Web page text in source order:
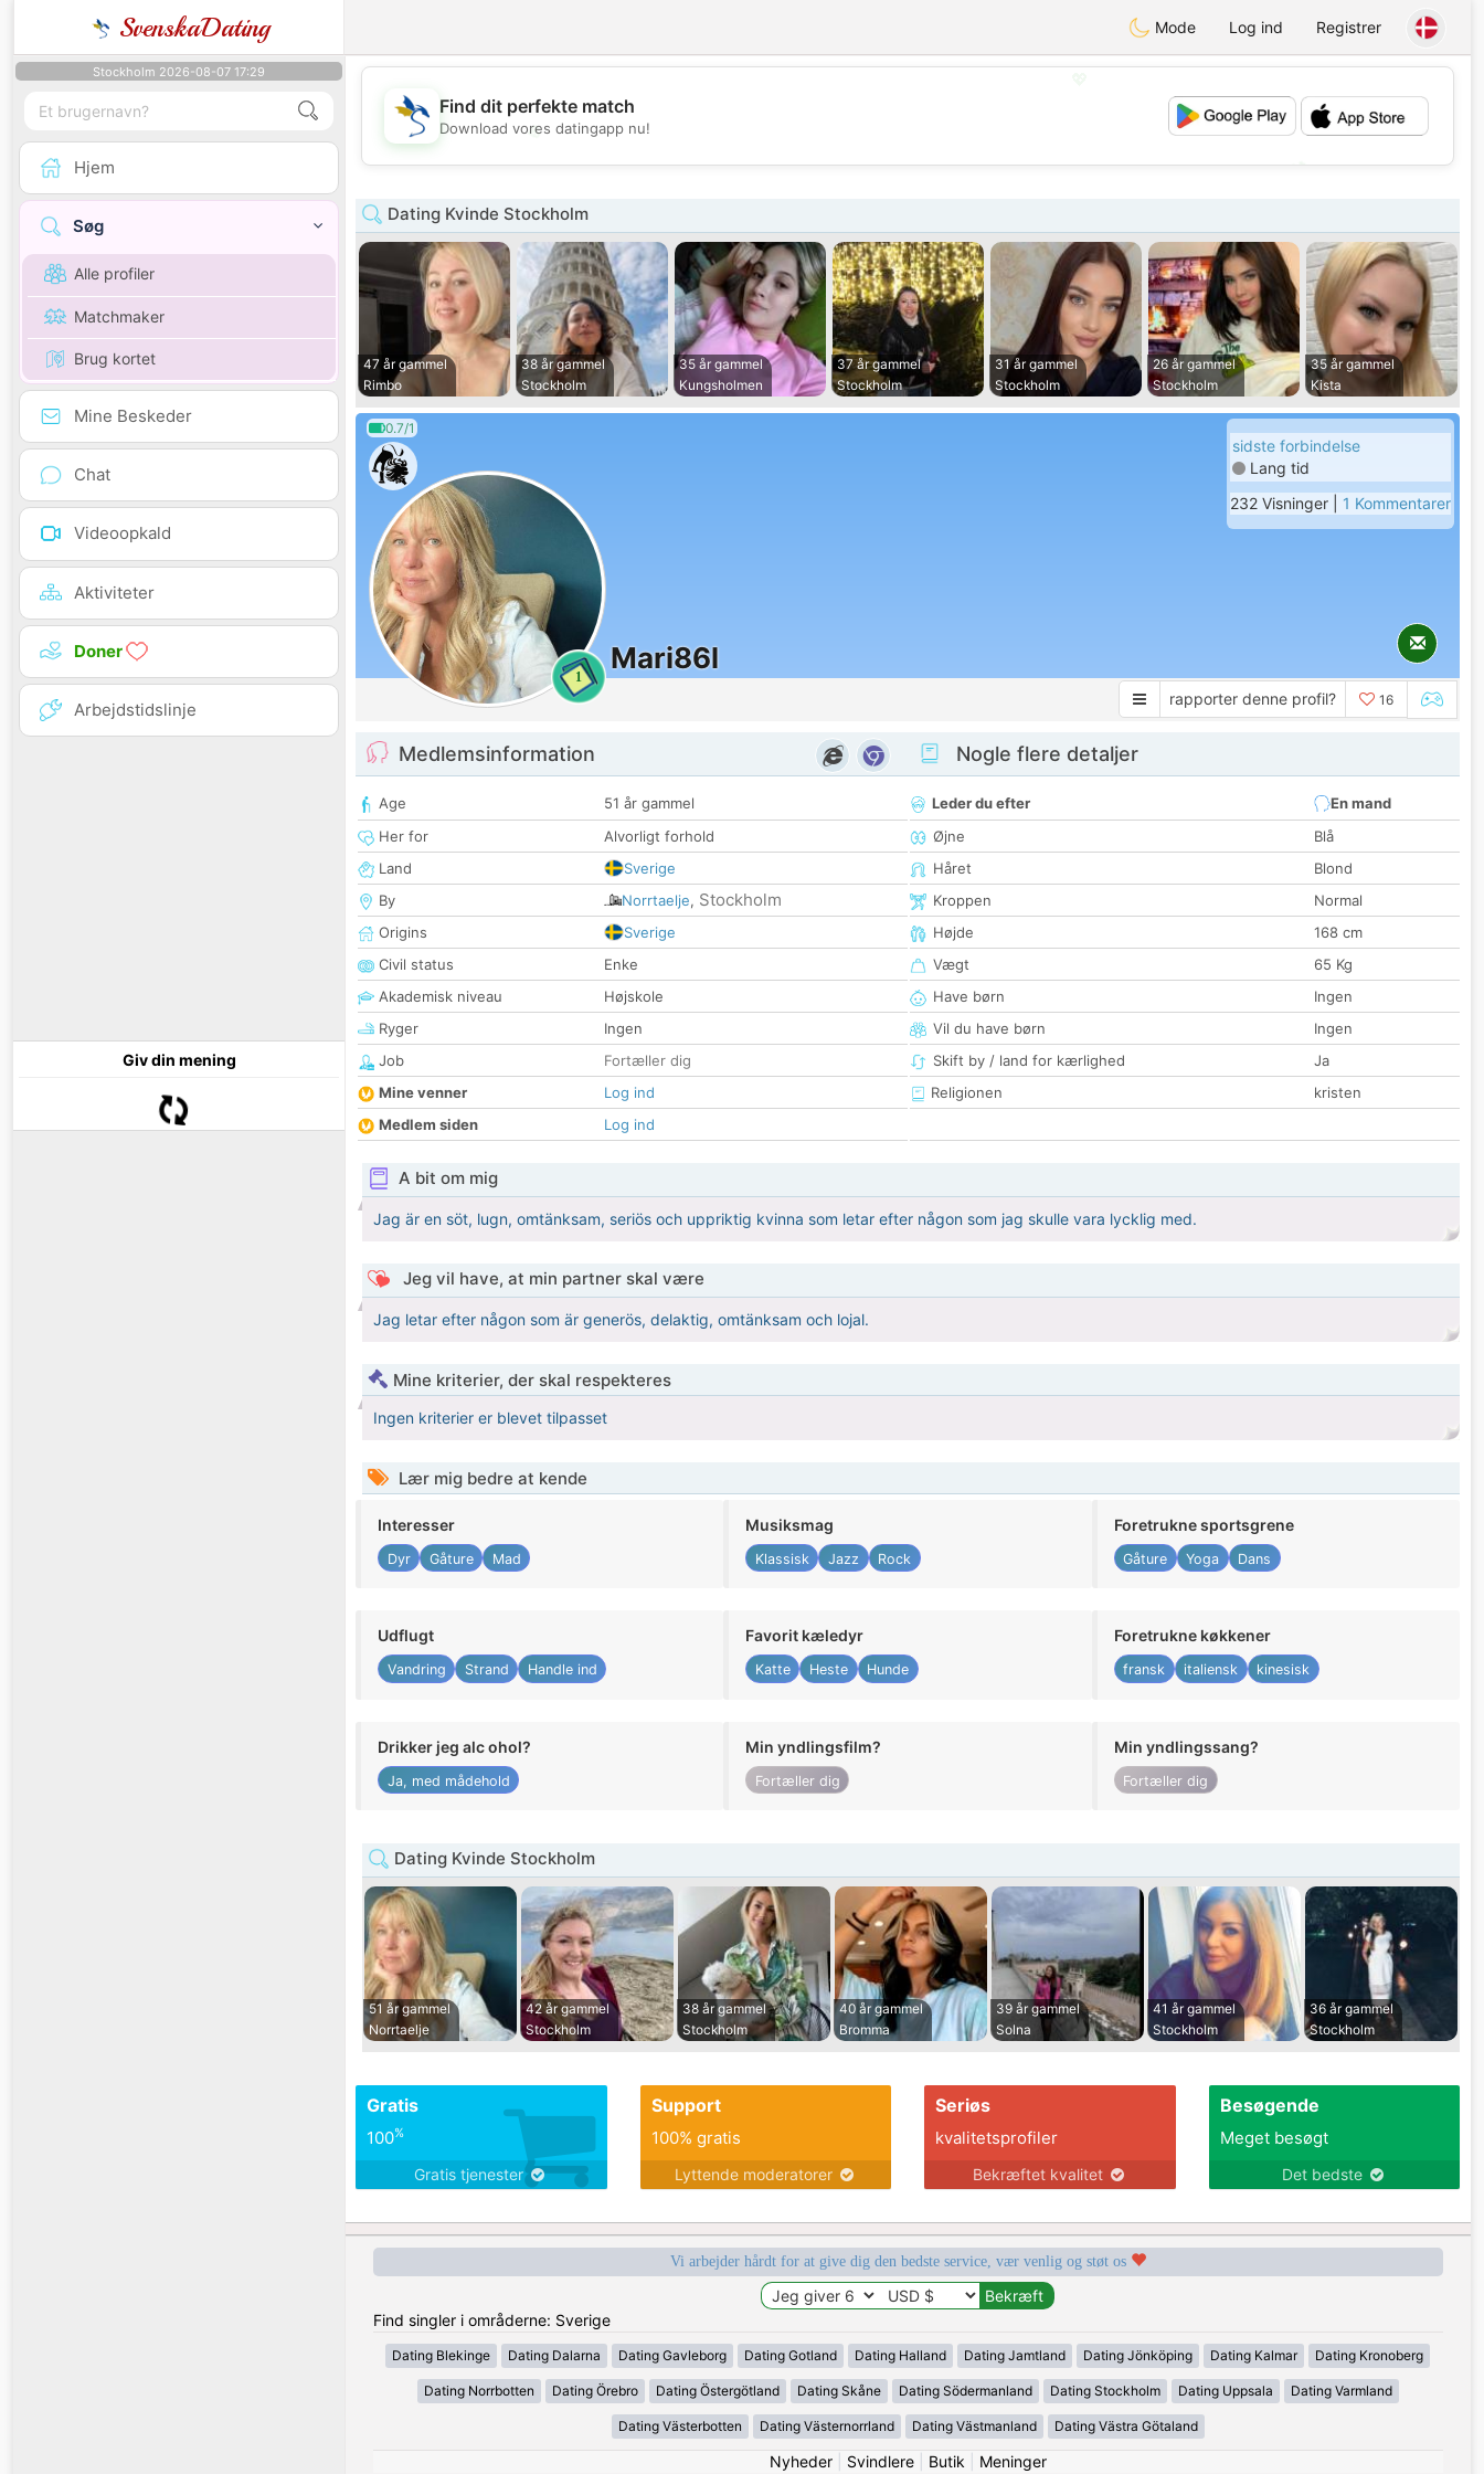
SvenskaDating Mode Log ind Registrer
Stockholm 2026-08-07 17:29
Hjem
Søg
Alle profiler
Matchmaker
Brug kortet
Mine Beskeder
Chat
Videoopkald
Aktiviteter
Doner
Arbejdstidslinje
Giv din mening
💕
Find dit perfekte match
Download vores datingapp nu!
Dating Kvinde Stockholm
47 år gammel
Rimbo
38 år gammel
Stockholm
35 år gammel
Kungsholmen
37 år gammel
Stockholm
31 år gammel
Stockholm
26 år gammel
Stockholm
35 år gammel
Kista
0.7/1
1
Mari86l
sidste forbindelse
Lang tid
232 Visninger | 1 Kommentarer
rapporter denne profil? 16
Medlemsinformation
Age
51 år gammel
Her for
Alvorligt forhold
Land
Sverige
By
Norrtaelje, Stockholm
Origins
Sverige
Civil status
Enke
Akademisk niveau
Højskole
Ryger
Ingen
Job
Fortæller dig
Mine venner
Log ind
Medlem siden
Log ind
Nogle flere detaljer
Leder du efter
En mand
Øjne
Blå
Håret
Blond
Kroppen
Normal
Højde
168 cm
Vægt
65 Kg
Have børn
Ingen
Vil du have børn
Ingen
Skift by / land for kærlighed
Ja
Religionen
kristen
A bit om mig
Jag är en söt, lugn, omtänksam, seriös och uppriktig kvinna som letar efter någon som jag skulle vara lycklig med.
Jeg vil have, at min partner skal være
Jag letar efter någon som är generös, delaktig, omtänksam och lojal.
Mine kriterier, der skal respekteres
Ingen kriterier er blevet tilpasset
Lær mig bedre at kende
Interesser
Dyr Gåture Mad
Musiksmag
Klassisk Jazz Rock
Foretrukne sportsgrene
Gåture Yoga Dans
Udflugt
Vandring Strand Handle ind
Favorit kæledyr
Katte Heste Hunde
Foretrukne køkkener
fransk italiensk kinesisk
Drikker jeg alc ohol?
Ja, med mådehold
Min yndlingsfilm?
Fortæller dig
Min yndlingssang?
Fortæller dig
Dating Kvinde Stockholm
51 år gammel
Norrtaelje
42 år gammel
Stockholm
38 år gammel
Stockholm
40 år gammel
Bromma
39 år gammel
Solna
41 år gammel
Stockholm
36 år gammel
Stockholm
Gratis
100%
Gratis tjenester
Support
100% gratis
Lyttende moderatorer
Seriøs
kvalitetsprofiler
Bekræftet kvalitet
Besøgende
Meget besøgt
Det bedste
Vi arbejder hårdt for at give dig den bedste service, vær venlig og støt os
Find singler i områderne: Sverige
Dating Blekinge Dating Dalarna Dating Gavleborg Dating Gotland Dating Halland Dating Jamtland Dating Jönköping Dating Kalmar Dating Kronoberg
Dating Norrbotten Dating Örebro Dating Östergötland Dating Skåne Dating Södermanland Dating Stockholm Dating Uppsala Dating Varmland
Dating Västerbotten Dating Västernorrland Dating Västmanland Dating Västra Götaland
Nyheder| Svindlere| Butik Meninger